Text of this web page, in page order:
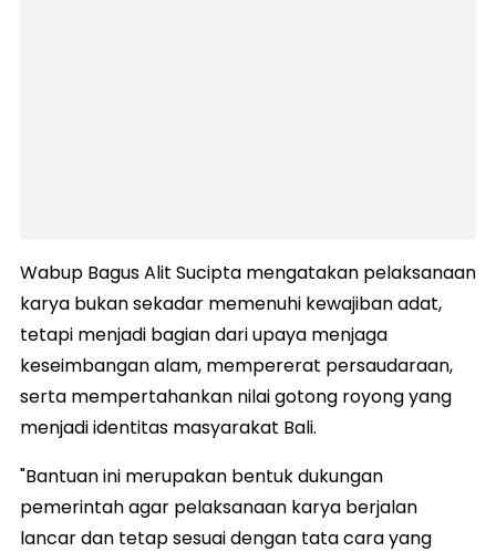
Wabup Bagus Alit Sucipta mengatakan pelaksanaan
karya bukan sekadar memenuhi kewajiban adat,
tetapi menjadi bagian dari upaya menjaga
keseimbangan alam, mempererat persaudaraan,
serta mempertahankan nilai gotong royong yang
menjadi identitas masyarakat Bali.
"Bantuan ini merupakan bentuk dukungan
pemerintah agar pelaksanaan karya berjalan
lancar dan tetap sesuai dengan tata cara yang